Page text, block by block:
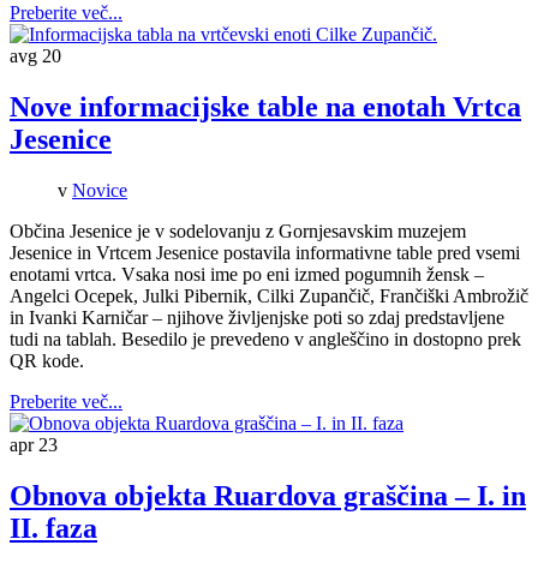
Preberite več...
avg 20
Nove informacijske table na enotah Vrtca
Jesenice
v Novice
Občina Jesenice je v sodelovanju z Gornjesavskim muzejem
Jesenice in Vrtcem Jesenice postavila informativne table pred vsemi
enotami vrtca. Vsaka nosi ime po eni izmed pogumnih žensk –
Angelci Ocepek, Julki Pibernik, Cilki Zupančič, Frančiški Ambrožič
in Ivanki Karničar – njihove življenjske poti so zdaj predstavljene
tudi na tablah. Besedilo je prevedeno v angleščino in dostopno prek
QR kode.
Preberite več...
apr 23
Obnova objekta Ruardova graščina – I. in
II. faza